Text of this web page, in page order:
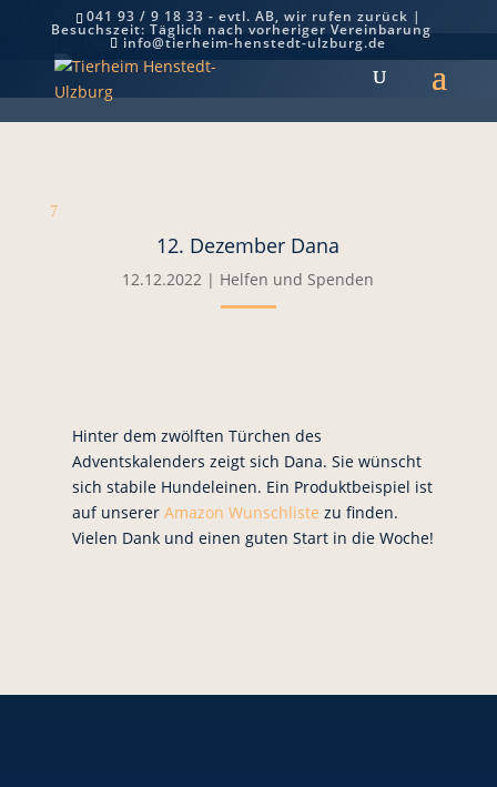
041 93 / 9 18 33 - evtl. AB, wir rufen zurück |
Besuchszeit: Täglich nach vorheriger Vereinbarung
info@tierheim-henstedt-ulzburg.de
12. Dezember Dana
7
12. Dezember Dana
12.12.2022 | Helfen und Spenden
Hinter dem zwölften Türchen des
Adventskalenders zeigt sich Dana. Sie wünscht
sich stabile Hundeleinen. Ein Produktbeispiel ist
auf unserer Amazon Wunschliste zu finden.
Vielen Dank und einen guten Start in die Woche!